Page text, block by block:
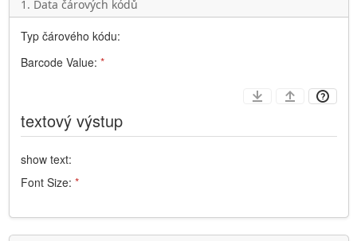
1. Data čárových kódů
Typ čárového kódu:
Barcode Value: *
textový výstup
show text:
Font Size: *